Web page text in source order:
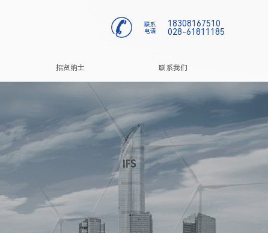
联系
电话
18308167510
028-61811185
招贤纳士 联系我们